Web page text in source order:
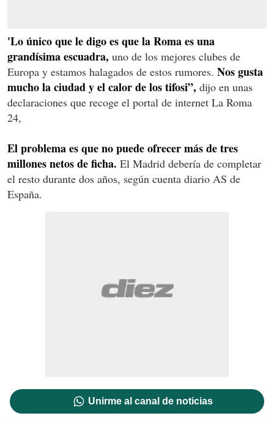
'Lo único que le digo es que la Roma es una
grandísima escuadra, uno de los mejores clubes de
Europa y estamos halagados de estos rumores. Nos gusta
mucho la ciudad y el calor de los tifosi”, dijo en unas
declaraciones que recoge el portal de internet La Roma
24,
El problema es que no puede ofrecer más de tres
millones netos de ficha. El Madrid debería de completar
el resto durante dos años, según cuenta diario AS de
España.
Unirme al canal de noticias